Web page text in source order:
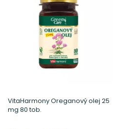
VitaHarmony Oreganový olej 25
mg 80 tob.